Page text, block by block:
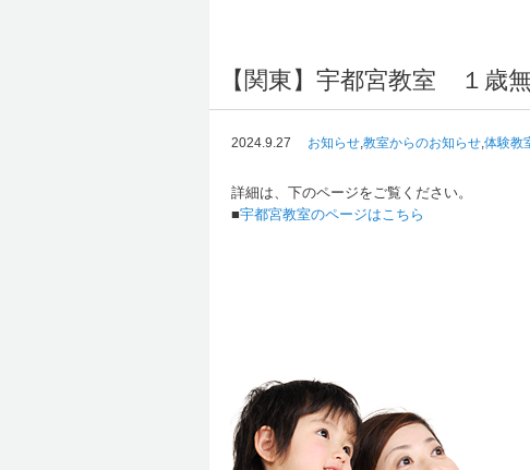
【関東】宇都宮教室 １歳
2024.9.27 お知らせ,教室からのお知らせ,体験教
詳細は、下のページをご覧ください。
■宇都宮教室のページはこちら